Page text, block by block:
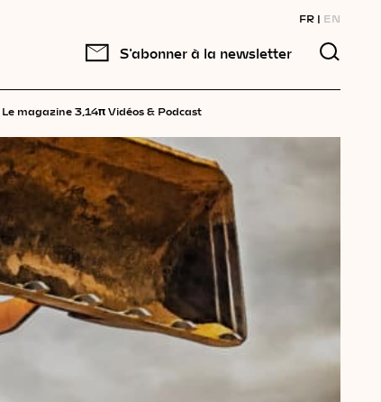
FR EN
S'abonner à la newsletter
Le magazine 3,14π Vidéos & Podcast